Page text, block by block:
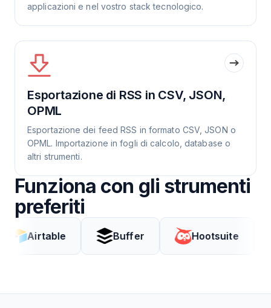
applicazioni e nel vostro stack tecnologico.
Esportazione di RSS in CSV, JSON,
OPML
Esportazione dei feed RSS in formato CSV, JSON o
OPML. Importazione in fogli di calcolo, database o
altri strumenti.
Funziona con gli strumenti
preferiti
Buffer Hootsuite